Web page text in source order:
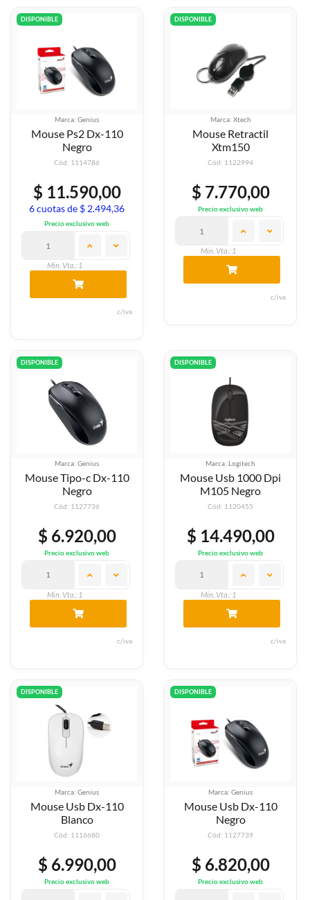
DISPONIBLE
Marca: Genius
Mouse Ps2 Dx-110
Negro
Cód: 1114786
$ 11.590,00
6 cuotas de $ 2.494,36
Precio exclusivo web
Min. Vta.: 1
c/iva
DISPONIBLE
Marca: Xtech
Mouse Retractil
Xtm150
Cód: 1122994
$ 7.770,00
Precio exclusivo web
Min. Vta.: 1
c/iva
DISPONIBLE
Marca: Genius
Mouse Tipo-c Dx-110
Negro
Cód: 1127736
$ 6.920,00
Precio exclusivo web
Min. Vta.: 1
c/iva
DISPONIBLE
Marca: Logitech
Mouse Usb 1000 Dpi
M105 Negro
Cód: 1120455
$ 14.490,00
Precio exclusivo web
Min. Vta.: 1
c/iva
DISPONIBLE
Marca: Genius
Mouse Usb Dx-110
Blanco
Cód: 1116680
$ 6.990,00
Precio exclusivo web
DISPONIBLE
Marca: Genius
Mouse Usb Dx-110
Negro
Cód: 1127739
$ 6.820,00
Precio exclusivo web